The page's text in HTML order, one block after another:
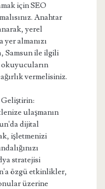
için SEO
Anahtar
yerel
yer almanızı
Samsun ile ilgili
vermelisiniz.
ulaşmanın
dijital
işletmenizi
stratejisi
özgü etkinlikler,
üzerine